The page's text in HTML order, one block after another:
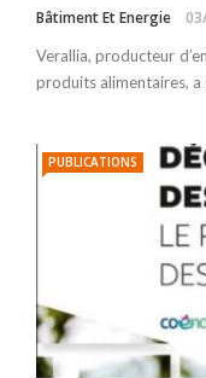
Bâtiment Et Energie
Verallia, producteur
produits alimentaires, a
PUBLICATIONS